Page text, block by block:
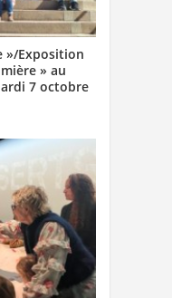
»/Exposition
» au
7 octobre